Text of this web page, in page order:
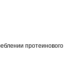
протеинового